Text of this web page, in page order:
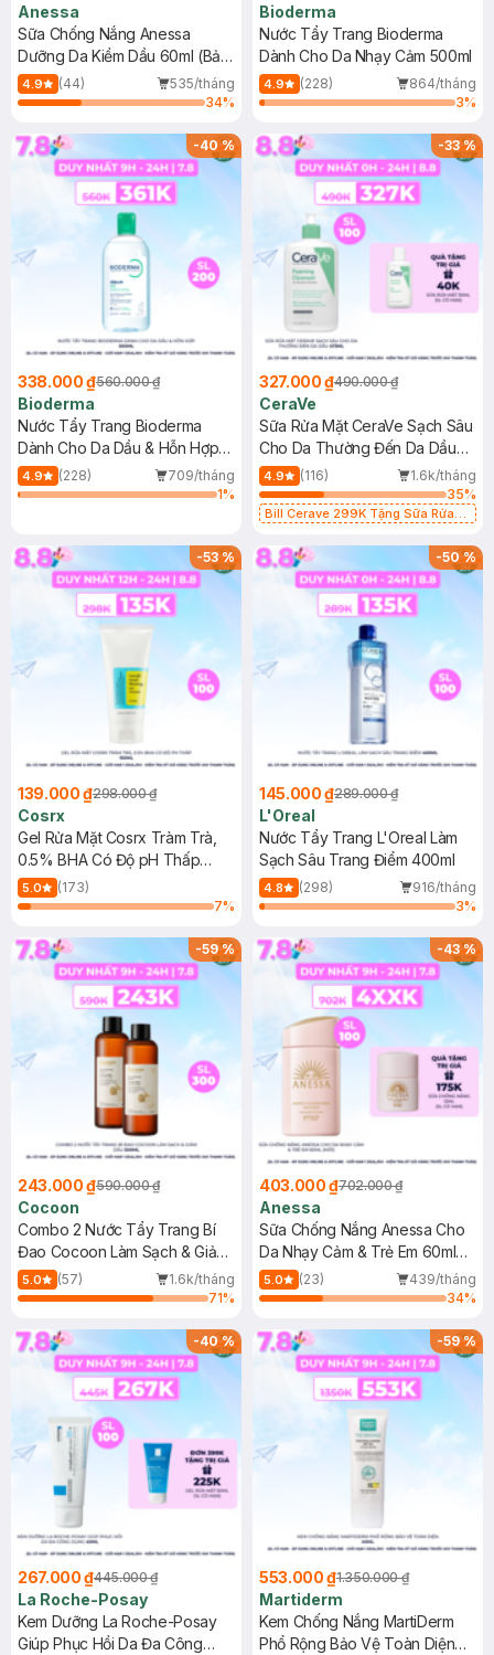
Anessa
Sữa Chống Nắng Anessa
Dưỡng Da Kiềm Dầu 60ml (Bản
Mới)
4.9 (44)
535/tháng
34%
Bioderma
Nước Tẩy Trang Bioderma
Dành Cho Da Nhạy Cảm 500ml
4.9 (228)
864/tháng
3%
-40%
338.000 ₫560.000 ₫
Bioderma
Nước Tẩy Trang Bioderma
Dành Cho Da Dầu & Hỗn Hợp
500ml
4.9 (228)
709/tháng
1%
-33%
327.000 ₫490.000 ₫
CeraVe
Sữa Rửa Mặt CeraVe Sạch Sâu
Cho Da Thường Đến Da Dầu
473ml
4.9 (116)
1.6k/tháng
35%
Bill Cerave 299K Tặng Sữa Rửa
-53%
139.000 ₫298.000 ₫
Cosrx
Gel Rửa Mặt Cosrx Tràm Trà,
0.5% BHA Có Độ pH Thấp
150ml
5.0
(173)
7%
-50%
145.000 ₫289.000 ₫
L'Oreal
Nước Tẩy Trang L'Oreal Làm
Sạch Sâu Trang Điểm 400ml
4.8 (298)
916/tháng
3%
-59%
243.000 ₫590.000 ₫
Cocoon
Combo 2 Nước Tẩy Trang Bí
Đao Cocoon Làm Sạch & Giảm
Dầu 500ml
5.0 (57)
1.6k/tháng
71%
-43%
403.000 ₫702.000 ₫
Anessa
Sữa Chống Nắng Anessa Cho
Da Nhạy Cảm & Trẻ Em 60ml
(Mới)
5.0 (23)
439/tháng
34%
-40%
267.000 ₫445.000 ₫
La Roche-Posay
Kem Dưỡng La Roche-Posay
Giúp Phục Hồi Da Đa Công
-59%
553.000 ₫1.350.000 ₫
Martiderm
Kem Chống Nắng MartiDerm
Phổ Rộng Bảo Vệ Toàn Diện